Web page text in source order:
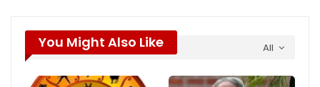
All
You Might Also Like